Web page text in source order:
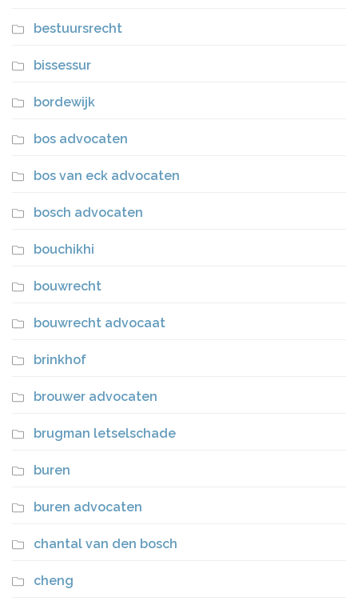
bestuursrecht
bissessur
bordewijk
bos advocaten
bos van eck advocaten
bosch advocaten
bouchikhi
bouwrecht
bouwrecht advocaat
brinkhof
brouwer advocaten
brugman letselschade
buren
buren advocaten
chantal van den bosch
cheng